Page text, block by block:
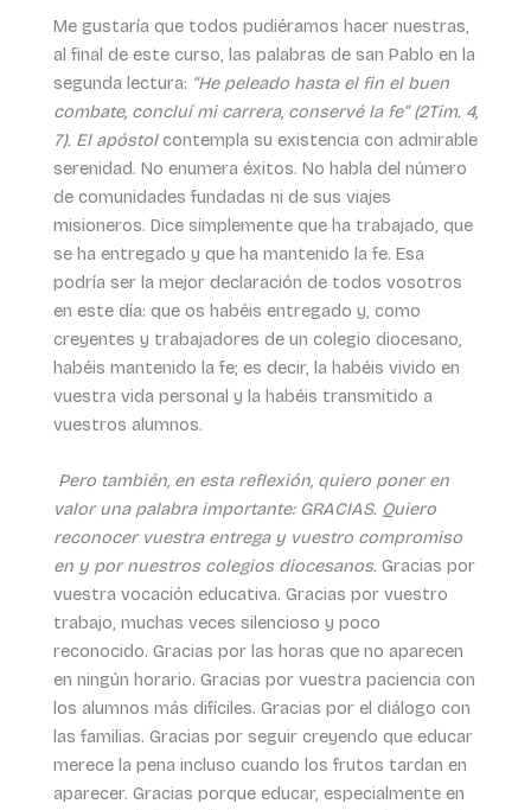
Me gustaría que todos pudiéramos hacer nuestras,
al final de este curso, las palabras de san Pablo en la
segunda lectura: “He peleado hasta el fin el buen
combate, concluí mi carrera, conservé la fe” (2Tim. 4,
7). El apóstolcontempla su existencia con admirable
serenidad. No enumera éxitos. No habla del número
de comunidades fundadas ni de sus viajes
misioneros. Dice simplemente que ha trabajado, que
se ha entregado y que ha mantenido la fe. Esa
podría ser la mejor declaración de todos vosotros
en este día: que os habéis entregado y, como
creyentes y trabajadores de un colegio diocesano,
habéis mantenido la fe; es decir, la habéis vivido en
vuestra vida personal y la habéis transmitido a
vuestros alumnos.
Pero también, en esta reflexión, quiero poner en
valor una palabra importante: GRACIAS. Quiero
reconocer vuestra entrega y vuestro compromiso
en y por nuestros colegios diocesanos. Gracias por
vuestra vocación educativa. Gracias por vuestro
trabajo, muchas veces silencioso y poco
reconocido. Gracias por las horas que no aparecen
en ningún horario. Gracias por vuestra paciencia con
los alumnos más difíciles. Gracias por el diálogo con
las familias. Gracias por seguir creyendo que educar
merece la pena incluso cuando los frutos tardan en
aparecer. Gracias porque educar, especialmente en